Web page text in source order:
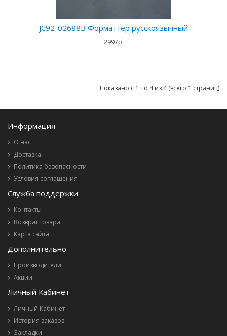
JC92-02688B Форматтер русскоязычный
2997р.
Показано с 1 по 4 из 4 (всего 1 страниц)
Информация
О нас
Доставка
Политика безопасности
Условия соглашения
Служба поддержки
Контакты
Возврат товара
Карта сайта
Дополнительно
Производители
Акции
Личный Кабинет
Личный Кабинет
История заказов
Закладки